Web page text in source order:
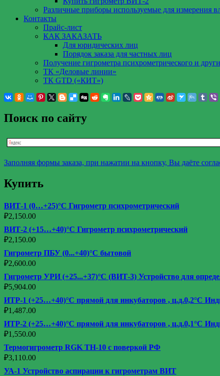
Различные приборы используемые для измерения
Контакты
Прайс-лист
КАК ЗАКАЗАТЬ
Для юридических лиц
Порядок заказа для частных лиц
Получение гигрометра психрометрического и
ТК «Деловые линии»
ТК GTD («КИТ»)
Поиск по сайту
Заполняя формы заказа, при нажатии на кнопку, Вы даёте
Купить
ВИТ-1 (0…+25)°С Гигрометр психрометрический
₽2,150.00
ВИТ-2 (+15…+40)°С Гигрометр психрометрический
₽2,150.00
Гигрометр ПБУ (0...+40)°С бытовой
₽2,600.00
Гигрометр УРИ (+25...+37)°С (ВИТ-3) Устройство для
₽5,904.00
ИТР-1 (+25…+40)°С прямой для инкубаторов , ц.д.0,2°С
₽1,487.00
ИТР-2 (+25…+40)°С прямой для инкубаторов , ц.д.0,1°С
₽1,550.00
Термогигрометр RGK TH-10 с поверкой РФ
₽3,110.00
УА-1 Устройство аспирации к гигрометрам ВИТ